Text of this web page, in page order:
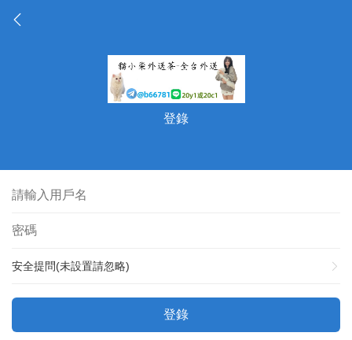
登錄
安全提問(未設置請忽略)
登錄